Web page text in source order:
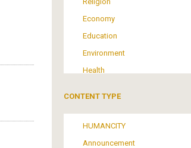
Economy
Education
Environment
Health
Media
Institutional Arrangements
CONTENT TYPE
HUMANCITY
Announcement